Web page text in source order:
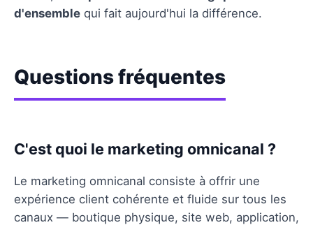
d'ensemble qui fait aujourd'hui la différence.
Questions fréquentes
C'est quoi le marketing omnicanal ?
Le marketing omnicanal consiste à offrir une
expérience client cohérente et fluide sur tous les
canaux — boutique physique, site web, application,